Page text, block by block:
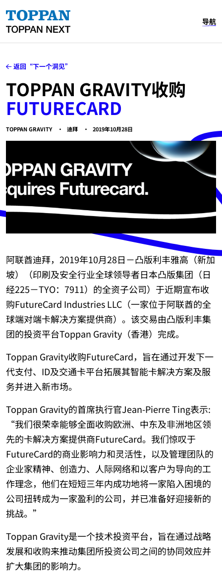
导航
返回“下一个洞见”
TOPPAN GRAVITY收购
FUTURECARD
TOPPAN GRAVITY 迪拜 2019年10月28日
阿联酋迪拜，2019年10月28日－凸版利丰雅高（新加
坡）（印刷及安全行业全球领导者日本凸版集团（日
经225－TYO：7911）的全资子公司）于近期宣布收
购FutureCard Industries LLC（一家位于阿联酋的全
球端对端卡解决方案提供商）。该交易由凸版利丰集
团的投资平台Toppan Gravity（香港）完成。
Toppan Gravity收购FutureCard，旨在通过开发下一
代支付、ID及交通卡平台拓展其智能卡解决方案及服
务并进入新市场。
Toppan Gravity的首席执行官Jean-Pierre Ting表示:
“我们很荣幸能够全面收购欧洲、中东及非洲地区领
先的卡解决方案提供商FutureCard。我们惊叹于
FutureCard的商业影响力和灵活性，以及管理团队的
企业家精神、创造力、人际网络和以客户为导向的工
作理念，他们在短短三年内成功地将一家陷入困境的
公司扭转成为一家盈利的公司，并已准备好迎接新的
挑战。”
Toppan Gravity是一个技术投资平台，旨在通过战略
发展和收购来推动集团所投资公司之间的协同效应并
扩大集团的影响力。